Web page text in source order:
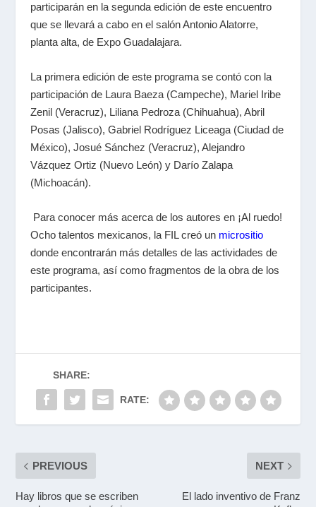
participarán en la segunda edición de este encuentro
que se llevará a cabo en el salón Antonio Alatorre,
planta alta, de Expo Guadalajara.
La primera edición de este programa se contó con la
participación de Laura Baeza (Campeche), Mariel Iribe
Zenil (Veracruz), Liliana Pedroza (Chihuahua), Abril
Posas (Jalisco), Gabriel Rodríguez Liceaga (Ciudad de
México), Josué Sánchez (Veracruz), Alejandro
Vázquez Ortiz (Nuevo León) y Darío Zalapa
(Michoacán).
Para conocer más acerca de los autores en ¡Al ruedo!
Ocho talentos mexicanos, la FIL creó un micrositio
donde encontrarán más detalles de las actividades de
este programa, así como fragmentos de la obra de los
participantes.
SHARE:
RATE:
PREVIOUS
Hay libros que se escriben
NEXT
El lado inventivo de Franz